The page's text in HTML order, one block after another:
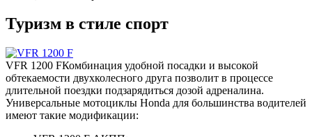
Туризм в стиле спорт
VFR 1200 FКомбинация удобной посадки и высокой
обтекаемости двухколесного друга позволит в процессе
длительной поездки подзарядиться дозой адреналина.
Универсальные мотоциклы Honda для большинства водителей
имеют такие модификации: